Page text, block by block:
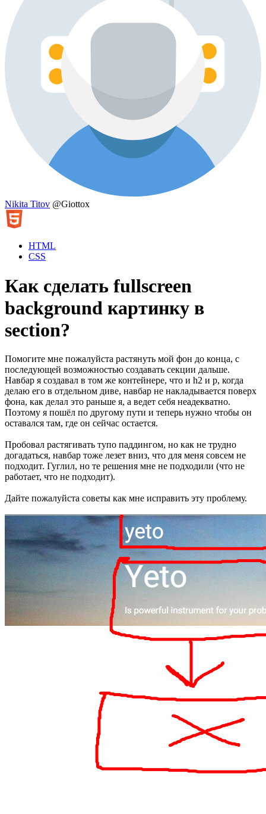
Nikita Titov @Giottox
HTML
CSS
Как сделать fullscreen
background картинку в
section?
Помогите мне пожалуйста растянуть мой фон до конца, с
последующей возможностью создавать секции дальше.
Навбар я создавал в том же контейнере, что и h2 и p, когда
делаю его в отдельном диве, навбар не накладывается поверх
фона, как делал это раньше я, а ведет себя неадекватно.
Поэтому я пошёл по другому пути и теперь нужно чтобы он
оставался там, где он сейчас остается.
Пробовал растягивать тупо паддингом, но как не трудно
догадаться, навбар тоже лезет вниз, что для меня совсем не
подходит. Гуглил, но те решения мне не подходили (что не
работает, что не подходит).
Дайте пожалуйста советы как мне исправить эту проблему.